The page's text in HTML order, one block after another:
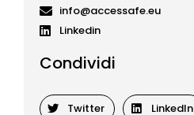
info@accessafe.eu
Linkedin
Condividi
Twitter LinkedIn